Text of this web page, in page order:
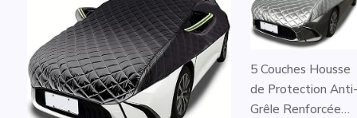
5 Couches Housse
de Protection Anti-
Grêle Renforcée